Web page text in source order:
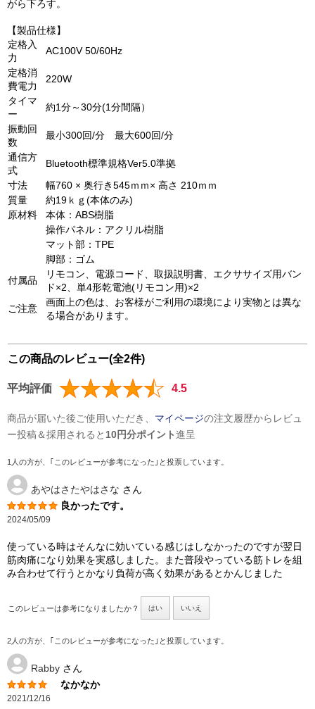
がら下ろす。
【製品仕様】
定格入
力
AC100V 50/60Hz
定格消
費電力
220W
タイマ
ー
約1分～30分(1分間隔）
振動回
数
最小300回/分 最大600回/分
通信方
式
Bluetooth標準規格Ver5.0準拠
寸法
幅760 × 奥行き545ｍｍ× 高さ 210ｍｍ
質量
約19ｋｇ(本体のみ)
原材料
本体：ABS樹脂
操作パネル：アクリル樹脂
マット部：TPE
脚部：ゴム
付属品
リモコン、電源コード、取扱説明書、エクササイズ用バン
ド×2、単4形乾電池(リモコン用)×2
ご注意
画面上の色は、お客様がご利用の環境により実物とは異な
る場合があります。
この商品のレビュー(全2件)
平均評価 4.5
商品が届いた後ご使用いただき、 マイページの注文履歴からレビュ
ー投稿＆採用されると 10円分ポイント進呈
1人の方が、｢このレビューが参考になった｣と投票しています。
あやはさたやはさな さん
良かったです。
2024/05/09
使っている時はそんなに効いている感じはしなかったのですが翌日
筋肉痛になり効果を実感しました。また普段やっている筋トレを組
み合わせて行うとかなり負荷が高く効果があるとかんじました
このレビューは参考になりましたか？ はい いいえ
2人の方が、｢このレビューが参考になった｣と投票しています。
Rabby さん
なかなか
2021/12/16